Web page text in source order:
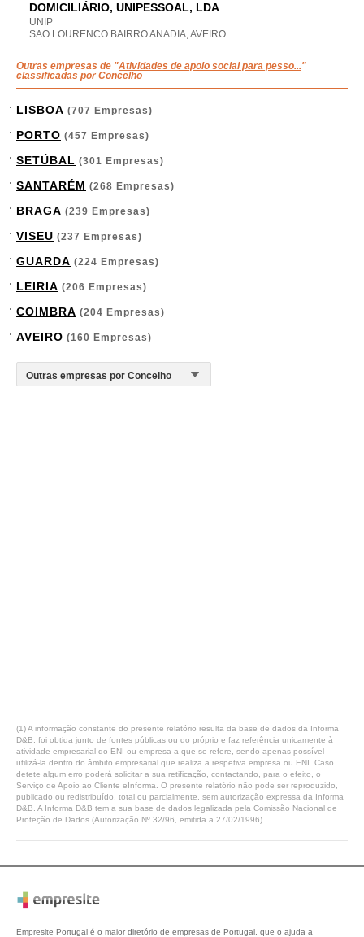
DOMICILIÁRIO, UNIPESSOAL, LDA
UNIP
SAO LOURENCO BAIRRO ANADIA, AVEIRO
Outras empresas de "Atividades de apoio social para pesso..."
classificadas por Concelho
LISBOA (707 Empresas)
PORTO (457 Empresas)
SETÚBAL (301 Empresas)
SANTARÉM (268 Empresas)
BRAGA (239 Empresas)
VISEU (237 Empresas)
GUARDA (224 Empresas)
LEIRIA (206 Empresas)
COIMBRA (204 Empresas)
AVEIRO (160 Empresas)
(1) A informação constante do presente relatório resulta da base de dados da Informa
D&B, foi obtida junto de fontes públicas ou do próprio e faz referência unicamente à
atividade empresarial do ENI ou empresa a que se refere, sendo apenas possível
utilizá-la dentro do âmbito empresarial que realiza a respetiva empresa ou ENI. Caso
detete algum erro poderá solicitar a sua retificação, contactando, para o efeito, o
Serviço de Apoio ao Cliente eInforma. O presente relatório não pode ser reproduzido,
publicado ou redistribuído, total ou parcialmente, sem autorização expressa da Informa
D&B. A Informa D&B tem a sua base de dados legalizada pela Comissão Nacional de
Proteção de Dados (Autorização Nº 32/96, emitida a 27/02/1996).
Empresite Portugal é o maior diretório de empresas de Portugal, que o ajuda a